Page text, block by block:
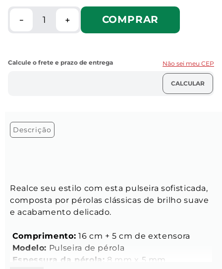
＋
－ COMPRAR
Não sei meu CEP
Descrição
Realce seu estilo com esta pulseira sofisticada,
composta por pérolas clássicas de brilho suave
e acabamento delicado.
Comprimento: 16 cm + 5 cm de extensora
Modelo: Pulseira de pérola
Espessura da pérola: 8 mm x 5 mm